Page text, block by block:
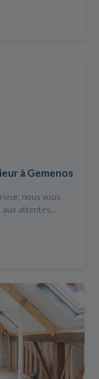
à Gemenos
nous vous
attentes...